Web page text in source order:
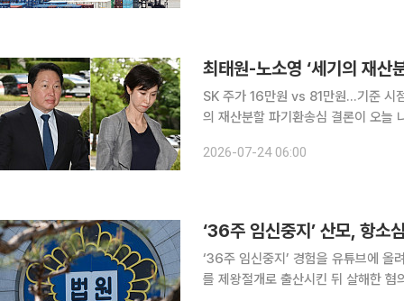
최태원-노소영 ‘세기의 재산
SK 주가 16만원 vs 81만원…기준 시점이 변수 최태원 SK그룹 회장과 노소영
의 재산분할 파기환송심 결론이 오늘
2026-07-24 06:00
‘36주 임신중지’ 산모, 항
‘36주 임신중지’ 경험을 유튜브에 올
를 제왕절개로 출산시킨 뒤 살해한